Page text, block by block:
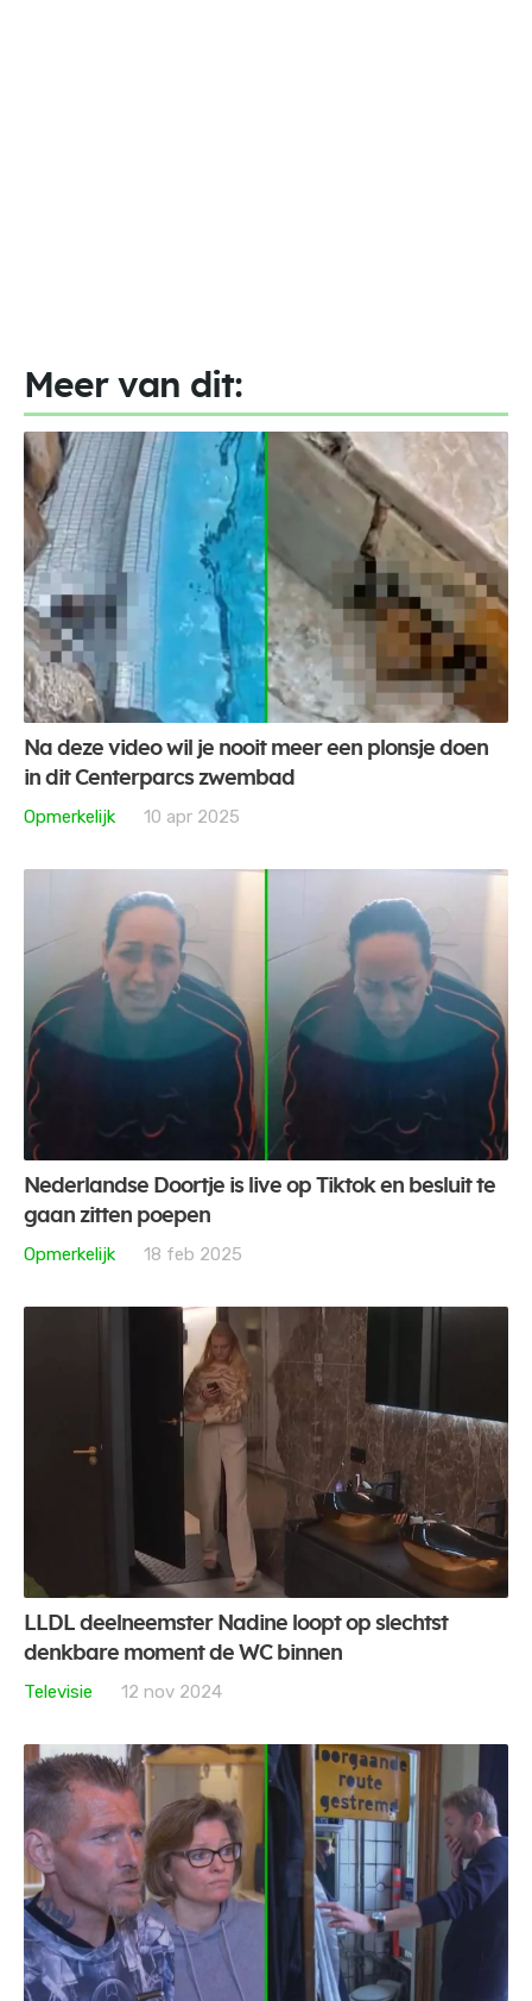
Meer van dit:
Na deze video wil je nooit meer een plonsje doen
in dit Centerparcs zwembad
Opmerkelijk
10 apr 2025
Nederlandse Doortje is live op Tiktok en besluit te
gaan zitten poepen
Opmerkelijk
18 feb 2025
LLDL deelneemster Nadine loopt op slechtst
denkbare moment de WC binnen
Televisie
12 nov 2024